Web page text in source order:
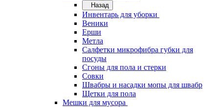
Назад
Инвентарь для уборки
Веники
Ерши
Метла
Салфетки микрофибра губки для
посуды
Сгоны для пола и стерки
Совки
Швабры и насадки мопы для швабр
Щетки для пола
Мешки для мусора